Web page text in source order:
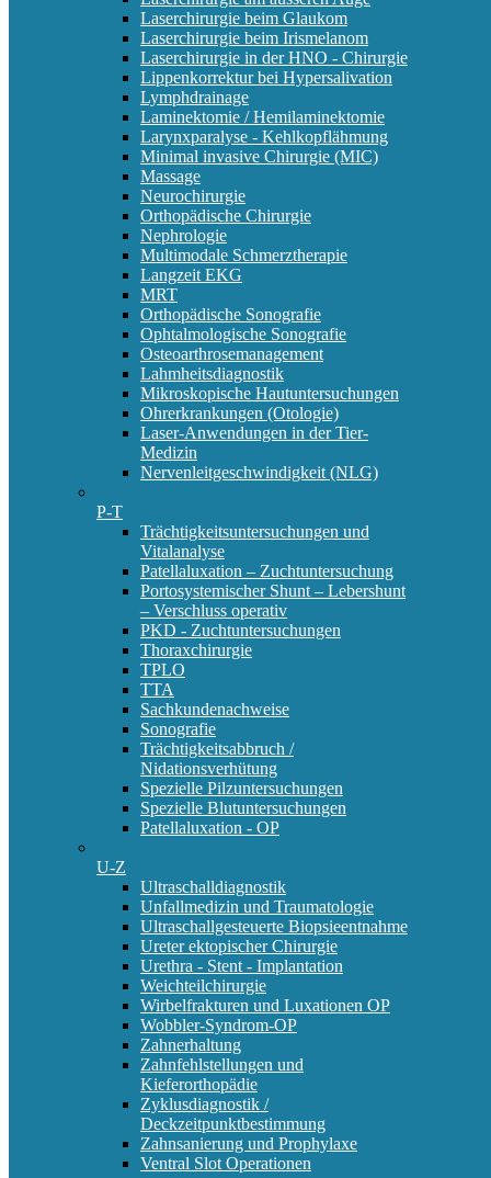
Laserchirurgie beim Glaukom
Laserchirurgie beim Irismelanom
Laserchirurgie in der HNO - Chirurgie
Lippenkorrektur bei Hypersalivation
Lymphdrainage
Laminektomie / Hemilaminektomie
Larynxparalyse - Kehlkopflähmung
Minimal invasive Chirurgie (MIC)
Massage
Neurochirurgie
Orthopädische Chirurgie
Nephrologie
Multimodale Schmerztherapie
Langzeit EKG
MRT
Orthopädische Sonografie
Ophtalmologische Sonografie
Osteoarthrosemanagement
Lahmheitsdiagnostik
Mikroskopische Hautuntersuchungen
Ohrerkrankungen (Otologie)
Laser-Anwendungen in der Tier-
Medizin
Nervenleitgeschwindigkeit (NLG)
P-T
Trächtigkeitsuntersuchungen und
Vitalanalyse
Patellaluxation – Zuchtuntersuchung
Portosystemischer Shunt – Lebershunt
– Verschluss operativ
PKD - Zuchtuntersuchungen
Thoraxchirurgie
TPLO
TTA
Sachkundenachweise
Sonografie
Trächtigkeitsabbruch /
Nidationsverhütung
Spezielle Pilzuntersuchungen
Spezielle Blutuntersuchungen
Patellaluxation - OP
U-Z
Ultraschalldiagnostik
Unfallmedizin und Traumatologie
Ultraschallgesteuerte Biopsieentnahme
Ureter ektopischer Chirurgie
Urethra - Stent - Implantation
Weichteilchirurgie
Wirbelfrakturen und Luxationen OP
Wobbler-Syndrom-OP
Zahnerhaltung
Zahnfehlstellungen und
Kieferorthopädie
Zyklusdiagnostik /
Deckzeitpunktbestimmung
Zahnsanierung und Prophylaxe
Ventral Slot Operationen